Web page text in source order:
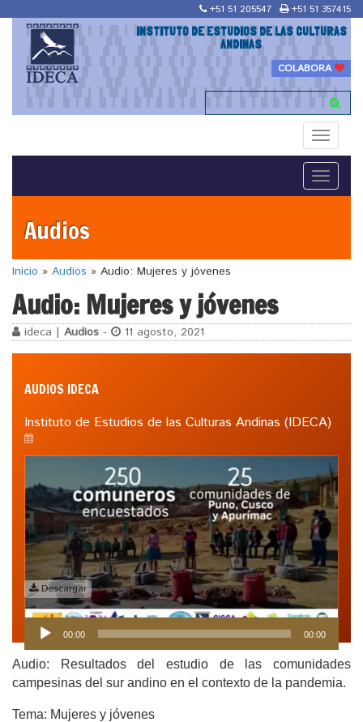
+51 51 205547 +51 51 357415
INSTITUTO DE ESTUDIOS DE LAS CULTURAS
ANDINAS
COLABORA
Toggle
Toggle
Audios
Inicio » Audios » Audio: Mujeres y jóvenes
Audio: Mujeres y jóvenes
ideca | Audios - 11 agosto, 2021
AUDIOS IDECA
Instituto de Estudios de las Culturas Andinas (IDECA)
Descargar
Reproductor
de
audio
00:00 00:00
Audio: Resultados del estudio de las comunidades
campesinas del sur andino en el contexto de la pandemia.
Tema: Mujeres y jóvenes